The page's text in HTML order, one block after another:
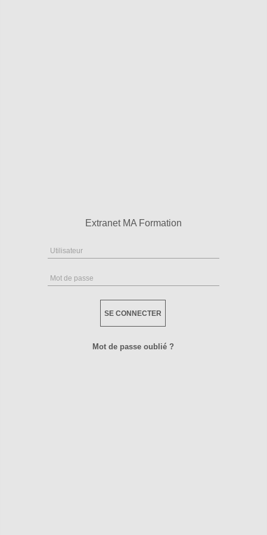
Utilisateur
Mot de passe oublié ?
Mot de passe
Extranet MA Formation
SE CONNECTER